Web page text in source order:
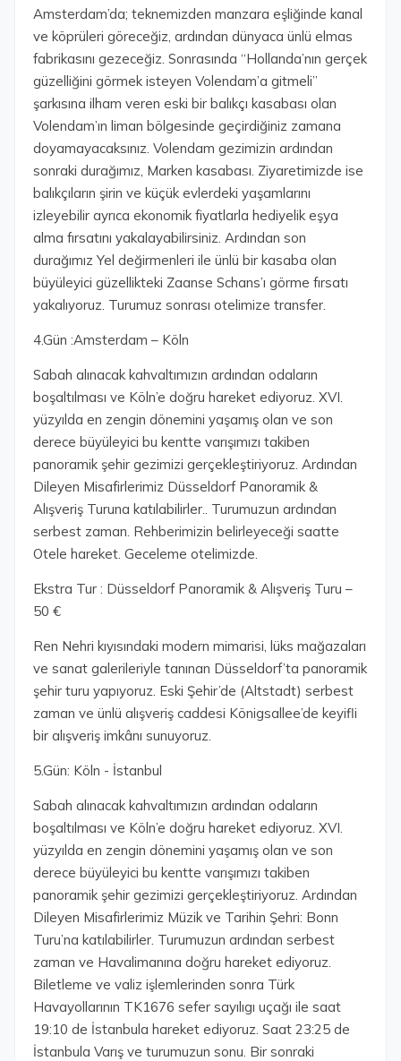
Amsterdam’da; teknemizden manzara eşliğinde kanal
ve köprüleri göreceğiz, ardından dünyaca ünlü elmas
fabrikasını gezeceğiz. Sonrasında “Hollanda’nın gerçek
güzelliğini görmek isteyen Volendam’a gitmeli”
şarkısına ilham veren eski bir balıkçı kasabası olan
Volendam’ın liman bölgesinde geçirdiğiniz zamana
doyamayacaksınız. Volendam gezimizin ardından
sonraki durağımız, Marken kasabası. Ziyaretimizde ise
balıkçıların şirin ve küçük evlerdeki yaşamlarını
izleyebilir ayrıca ekonomik fiyatlarla hediyelik eşya
alma fırsatını yakalayabilirsiniz. Ardından son
durağımız Yel değirmenleri ile ünlü bir kasaba olan
büyüleyici güzellikteki Zaanse Schans’ı görme fırsatı
yakalıyoruz. Turumuz sonrası otelimize transfer.
4.Gün :Amsterdam – Köln
Sabah alınacak kahvaltımızın ardından odaların
boşaltılması ve Köln’e doğru hareket ediyoruz. XVI.
yüzyılda en zengin dönemini yaşamış olan ve son
derece büyüleyici bu kentte varışımızı takiben
panoramik şehir gezimizi gerçekleştiriyoruz. Ardından
Dileyen Misafirlerimiz Düsseldorf Panoramik &
Alışveriş Turuna katılabilirler.. Turumuzun ardından
serbest zaman. Rehberimizin belirleyeceği saatte
Otele hareket. Geceleme otelimizde.
Ekstra Tur : Düsseldorf Panoramik & Alışveriş Turu –
50 €
Ren Nehri kıyısındaki modern mimarisi, lüks mağazaları
ve sanat galerileriyle tanınan Düsseldorf’ta panoramik
şehir turu yapıyoruz. Eski Şehir’de (Altstadt) serbest
zaman ve ünlü alışveriş caddesi Königsallee’de keyifli
bir alışveriş imkânı sunuyoruz.
5.Gün: Köln - İstanbul
Sabah alınacak kahvaltımızın ardından odaların
boşaltılması ve Köln’e doğru hareket ediyoruz. XVI.
yüzyılda en zengin dönemini yaşamış olan ve son
derece büyüleyici bu kentte varışımızı takiben
panoramik şehir gezimizi gerçekleştiriyoruz. Ardından
Dileyen Misafirlerimiz Müzik ve Tarihin Şehri: Bonn
Turu’na katılabilirler. Turumuzun ardından serbest
zaman ve Havalimanına doğru hareket ediyoruz.
Biletleme ve valiz işlemlerinden sonra Türk
Havayollarının TK1676 sefer sayılıgı uçağı ile saat
19:10 de İstanbula hareket ediyoruz. Saat 23:25 de
İstanbula Varış ve turumuzun sonu. Bir sonraki